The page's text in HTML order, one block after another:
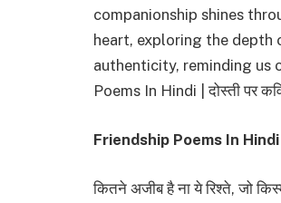
companionship shines
heart, exploring the depth
authenticity, reminding us
Poems In Hindi | दोस्ती पर
Friendship Poems In Hindi
कितने अजीब है ना ये रिश्ते, जो